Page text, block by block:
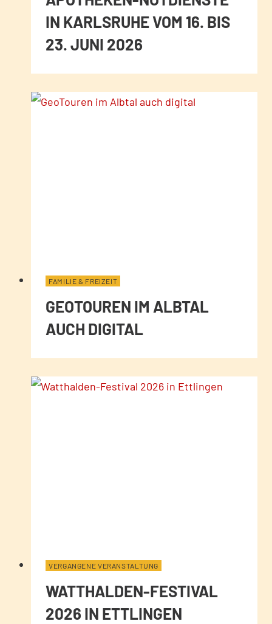
IN KARLSRUHE VOM 16. BIS
23. JUNI 2026
FAMILIE & FREIZEIT
GEOTOUREN IM ALBTAL
AUCH DIGITAL
VERGANGENE VERANSTALTUNG
WATTHALDEN-FESTIVAL
2026 IN ETTLINGEN